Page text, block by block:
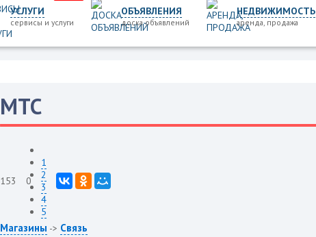
УСЛУГИ
сервисы и услуги
ОБЪЯВЛЕНИЯ
доска объявлений
НЕДВИЖИМОСТЬ
аренда, продажа
МТС
153 0
1
2
3
4
5
Магазины -> Связь